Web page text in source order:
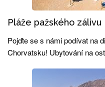
Pláže pažského zálivu
Pojďte se s námi podívat na
Chorvatsku! Ubytování na